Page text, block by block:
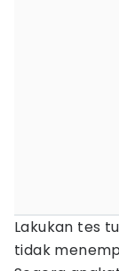
Lakukan tes
tidak